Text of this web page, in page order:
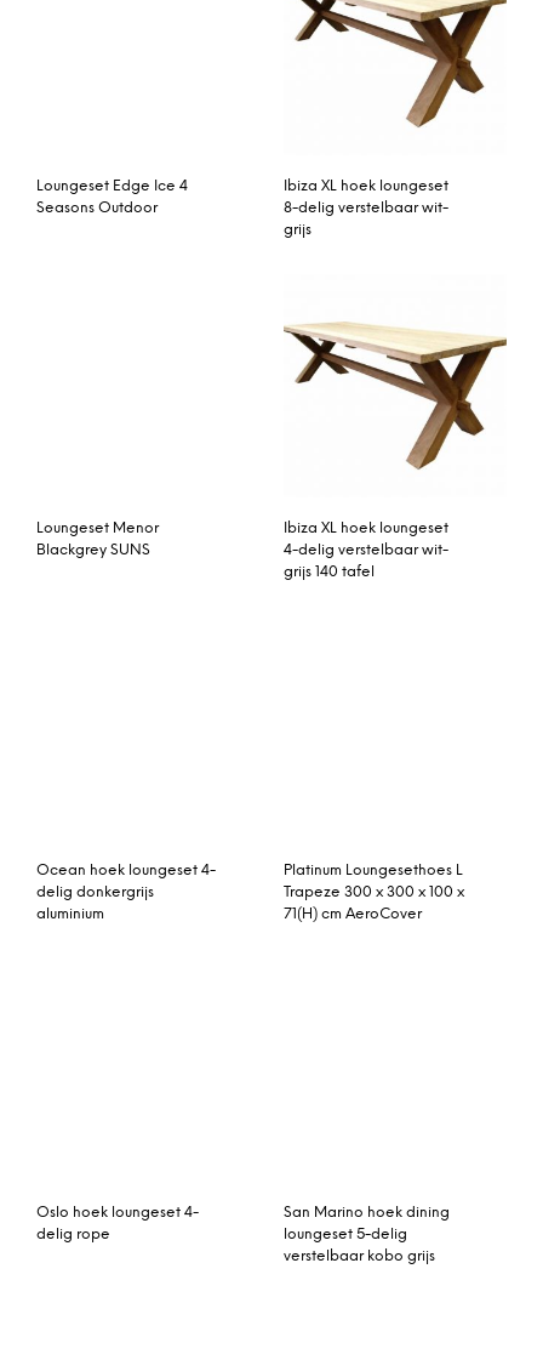
Loungeset Edge Ice 4
Seasons Outdoor
Ibiza XL hoek loungeset
8-delig verstelbaar wit-
grijs
Loungeset Menor
Blackgrey SUNS
Ibiza XL hoek loungeset
4-delig verstelbaar wit-
grijs 140 tafel
Ocean hoek loungeset 4-
delig donkergrijs
aluminium
Platinum Loungesethoes L
Trapeze 300 x 300 x 100 x
71(H) cm AeroCover
Oslo hoek loungeset 4-
delig rope
San Marino hoek dining
loungeset 5-delig
verstelbaar kobo grijs